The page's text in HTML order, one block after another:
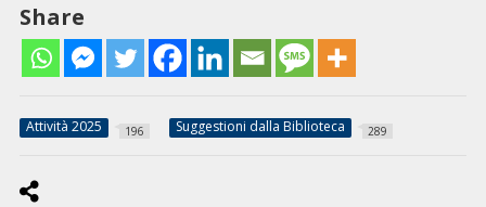
Share
Attività 2025 196 Suggestioni dalla Biblioteca 289